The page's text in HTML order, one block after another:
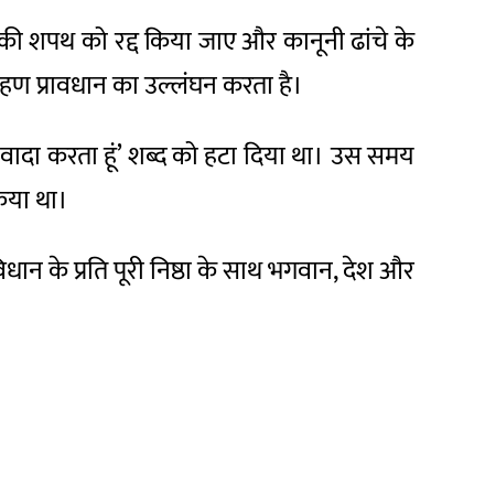
शपथ को रद्द किया जाए और कानूनी ढांचे के
प्रावधान का उल्लंघन करता है।
करता हूं’ शब्द को हटा दिया था। उस समय
था।
के प्रति पूरी निष्ठा के साथ भगवान, देश और